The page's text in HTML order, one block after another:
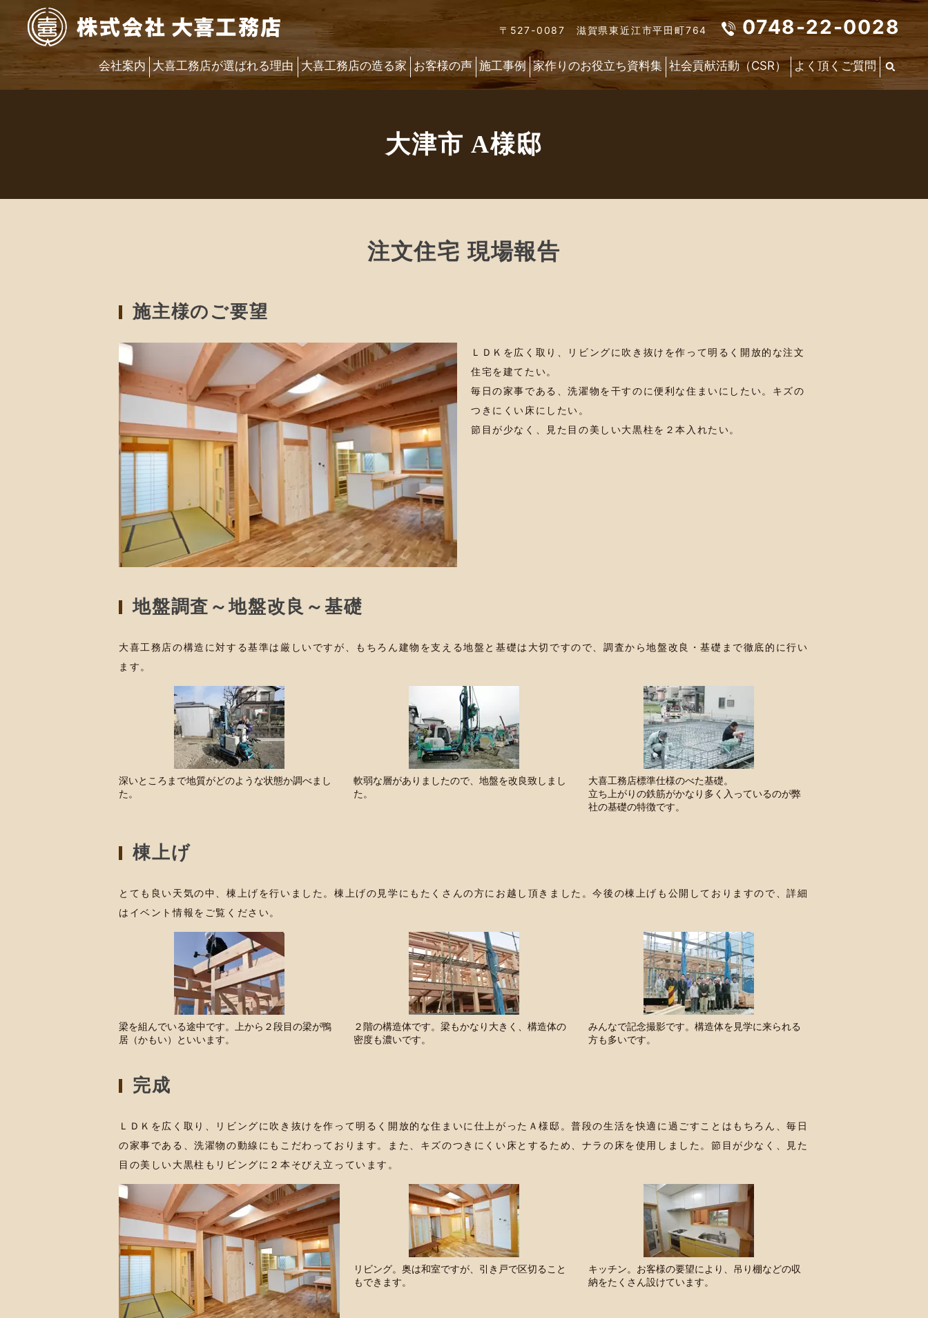
〒527-0087 滋賀県東近江市平田町764 0748-22-0028
会社案内 大喜工務店が選ばれる理由 大喜工務店の造る家 お客様の声 施工事例 家作りのお役立ち資料集 社会貢献活動（CSR） よく頂くご質問
大津市 A様邸
注文住宅 現場報告
施主様のご要望
ＬＤＫを広く取り、リビングに吹き抜けを作って明るく開放的な注文
住宅を建てたい。
毎日の家事である、洗濯物を干すのに便利な住まいにしたい。キズの
つきにくい床にしたい。
節目が少なく、見た目の美しい大黒柱を２本入れたい。
地盤調査～地盤改良～基礎
大喜工務店の構造に対する基準は厳しいですが、もちろん建物を支える地盤と基礎は大切ですので、調査から地盤改良・基礎まで徹底的に行い
ます。
深いところまで地質がどのような状態か調べまし
た。
軟弱な層がありましたので、地盤を改良致しまし
た。
大喜工務店標準仕様のべた基礎。
立ち上がりの鉄筋がかなり多く入っているのが弊
社の基礎の特徴です。
棟上げ
とても良い天気の中、棟上げを行いました。棟上げの見学にもたくさんの方にお越し頂きました。今後の棟上げも公開しておりますので、詳細
はイベント情報をご覧ください。
梁を組んでいる途中です。上から２段目の梁が鴨
居（かもい）といいます。
２階の構造体です。梁もかなり大きく、構造体の
密度も濃いです。
みんなで記念撮影です。構造体を見学に来られる
方も多いです。
完成
ＬＤＫを広く取り、リビングに吹き抜けを作って明るく開放的な住まいに仕上がったＡ様邸。普段の生活を快適に過ごすことはもちろん、毎日
の家事である、洗濯物の動線にもこだわっております。また、キズのつきにくい床とするため、ナラの床を使用しました。節目が少なく、見た
目の美しい大黒柱もリビングに２本そびえ立っています。
リビング。奥は和室ですが、引き戸で区切ること
もできます。
キッチン。お客様の要望により、吊り棚などの収
納をたくさん設けています。